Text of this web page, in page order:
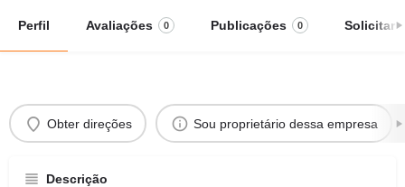
Perfil Avaliações 0 Publicações 0 Solicitar
Obter direções Sou proprietário dessa empresa
Descrição